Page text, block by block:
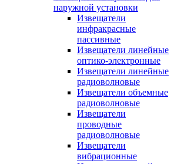
наружной установки
Извещатели
инфракрасные
пассивные
Извещатели линейные
оптико-электронные
Извещатели линейные
радиоволновые
Извещатели объемные
радиоволновые
Извещатели
проводные
радиоволновые
Извещатели
вибрационные